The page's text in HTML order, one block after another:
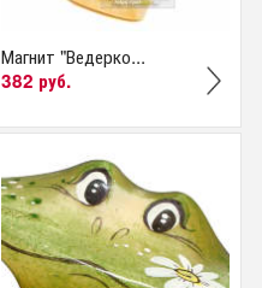
Магнит "Ведерко...
382 руб.